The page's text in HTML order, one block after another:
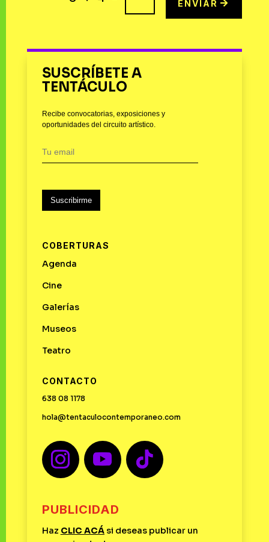
ENVIAR
SUSCRÍBETE A
TENTÁCULO
Recibe convocatorias, exposiciones y
oportunidades del circuito artístico.
Suscribirme
COBERTURAS
Agenda
Cine
Galerías
Museos
Teatro
CONTACTO
638 08 1178
hola@tentaculocontemporaneo.com
PUBLICIDAD
Haz CLIC ACÁsi deseas publicar un